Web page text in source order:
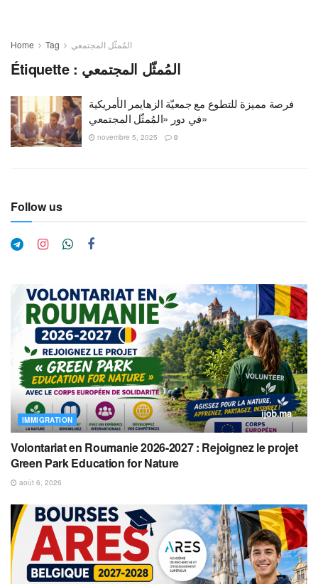
Home Tag المُمثّل المجتمعي
Étiquette : المُمثّل المجتمعي
فرصة مميزة للتطوع مع جمعيّة الزهايمر الأمريكية
في دور «المُمثّل المجتمعي»
novembre 5, 2025 0
Follow us
IMMIGRATION
Volontariat en Roumanie 2026-2027 : Rejoignez le projet
Green Park Education for Nature
août 6, 2026